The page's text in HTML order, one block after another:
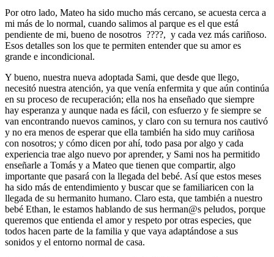
Por otro lado, Mateo ha sido mucho más cercano, se acuesta cerca a
mi más de lo normal, cuando salimos al parque es el que está
pendiente de mi, bueno de nosotros ????, y cada vez más cariñoso.
Esos detalles son los que te permiten entender que su amor es
grande e incondicional.
Y bueno, nuestra nueva adoptada Sami, que desde que llego,
necesitó nuestra atención, ya que venía enfermita y que aún continúa
en su proceso de recuperación; ella nos ha enseñado que siempre
hay esperanza y aunque nada es fácil, con esfuerzo y fe siempre se
van encontrando nuevos caminos, y claro con su ternura nos cautivó
y no era menos de esperar que ella también ha sido muy cariñosa
con nosotros; y cómo dicen por ahí, todo pasa por algo y cada
experiencia trae algo nuevo por aprender, y Sami nos ha permitido
enseñarle a Tomás y a Mateo que tienen que compartir, algo
importante que pasará con la llegada del bebé. Así que estos meses
ha sido más de entendimiento y buscar que se familiaricen con la
llegada de su hermanito humano. Claro esta, que también a nuestro
bebé Ethan, le estamos hablando de sus herman@s peludos, porque
queremos que entienda el amor y respeto por otras especies, que
todos hacen parte de la familia y que vaya adaptándose a sus
sonidos y el entorno normal de casa.